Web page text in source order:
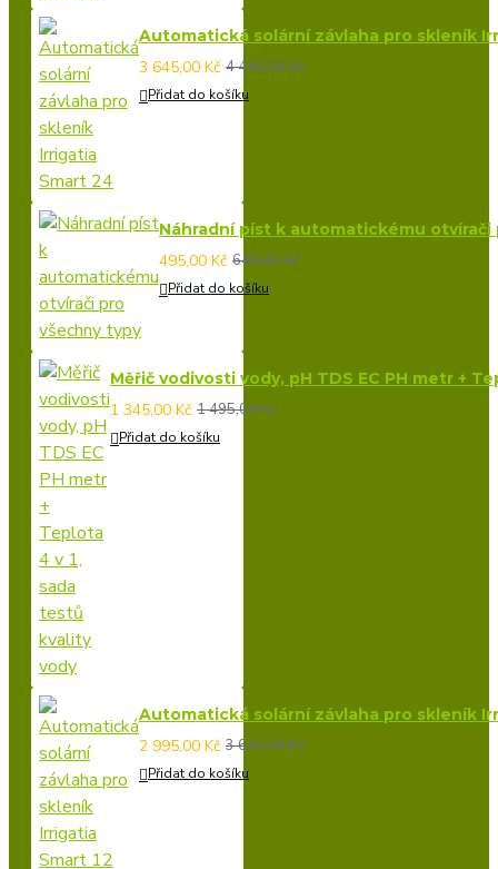
Automatická solární závlaha pro skleník
3 645,00 Kč 4 445,00 Kč
Přidat do košíku
Náhradní píst k automatickému otvírači
495,00 Kč 645,00 Kč
Přidat do košíku
Měřič vodivosti vody, pH TDS EC PH metr +
1 345,00 Kč 1 495,00 Kč
Přidat do košíku
Automatická solární závlaha pro skleník
2 995,00 Kč 3 645,00 Kč
Přidat do košíku